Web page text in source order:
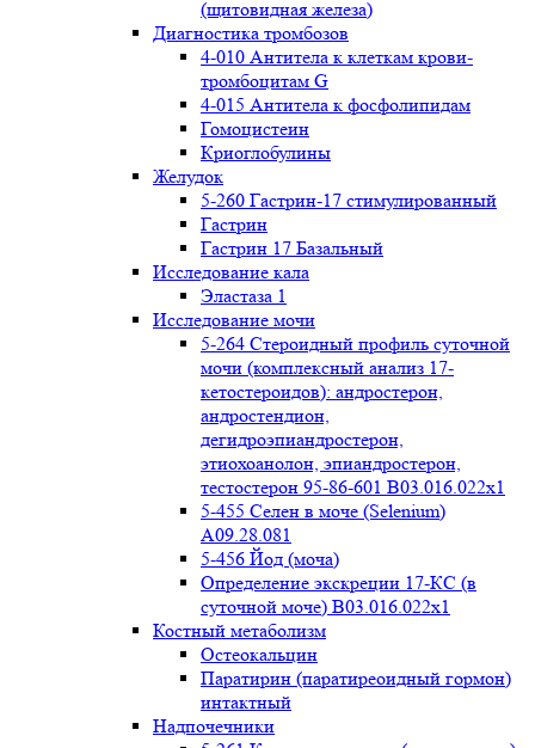
(щитовидная железа)
Диагностика тромбозов
4-010 Антитела к клеткам крови-
тромбоцитам G
4-015 Антитела к фосфолипидам
Гомоцистеин
Криоглобулины
Желудок
5-260 Гастрин-17 стимулированный
Гастрин
Гастрин 17 Базальный
Исследование кала
Эластаза 1
Исследование мочи
5-264 Стероидный профиль суточной
мочи (комплексный анализ 17-
кетостероидов): андростерон,
андростендион,
дегидроэпиандростерон,
этиохоанолон, эпиандростерон,
тестостерон 95-86-601 B03.016.022x1
5-455 Селен в моче (Selenium)
A09.28.081
5-456 Йод (моча)
Определение экскреции 17-КС (в
суточной моче) B03.016.022x1
Костный метаболизм
Остеокальцин
Паратирин (паратиреоидный гормон)
интактный
Надпочечники